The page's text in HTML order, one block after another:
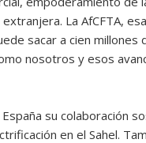
La AfCFTA,
sacar a cien
nosotros y esos
su colaboración
en el Sahel.